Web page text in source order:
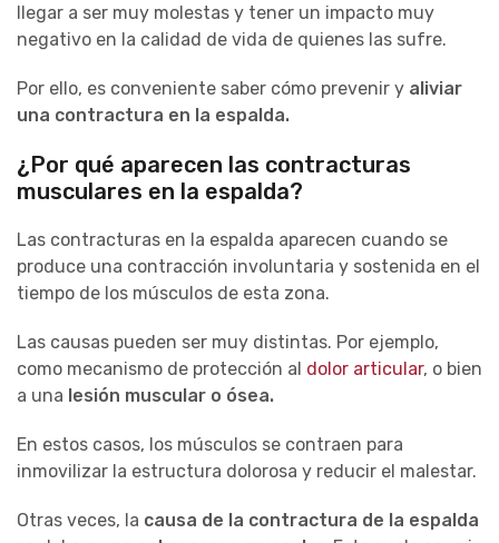
llegar a ser muy molestas y tener un impacto muy
negativo en la calidad de vida de quienes las sufre.
Por ello, es conveniente saber cómo prevenir y aliviar
una contractura en la espalda.
¿Por qué aparecen las contracturas
musculares en la espalda?
Las contracturas en la espalda aparecen cuando se
produce una contracción involuntaria y sostenida en el
tiempo de los músculos de esta zona.
Las causas pueden ser muy distintas. Por ejemplo,
como mecanismo de protección al dolor articular, o bien
a una lesión muscular o ósea.
En estos casos, los músculos se contraen para
inmovilizar la estructura dolorosa y reducir el malestar.
Otras veces, la causa de la contractura de la espalda